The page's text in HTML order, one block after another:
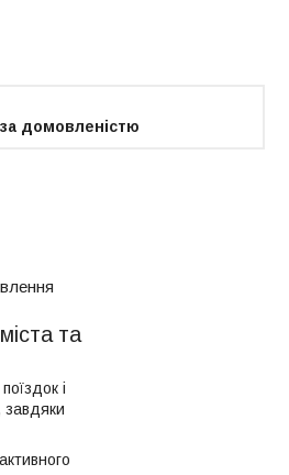
за домовленістю
та
і
завдяки